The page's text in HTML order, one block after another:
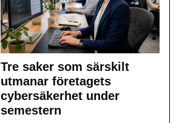
Tre saker som särskilt
utmanar företagets
cybersäkerhet under
semestern